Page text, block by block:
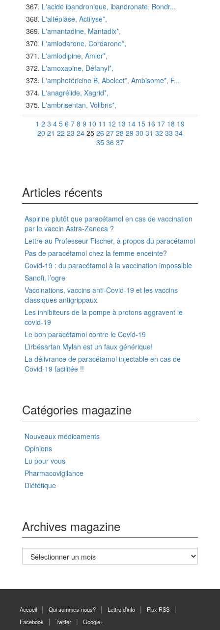
L'acide ibandronique, ibandronate, Bondr...
L'altéplase, Actilyse*,
L'amantadine, Mantadix*,
L'amiodarone, Cordarone*,
L'amlodipine, Amlor*,
L'amoxapine, Défanyl*,
L'amphotéricine B, Abelcet*, Ambisome*, F...
L'anagrélide, Xagrid*,
L'ambrisentan, Volibris*,
1 2 3 4 5 6 7 8 9 10 11 12 13 14 15 16 17 18 19
20 21 22 23 24 25 26 27 28 29 30 31 32 33 34
35 36 37
Articles récents
Aspirine plutôt que paracétamol en cas de vaccination
par le vaccin Astra-Zeneca ?
Lettre au Professeur Fischer, à propos du paracétamol
Pas de paracétamol chez la femme enceinte?
Covid-19 : du paracétamol à la vaccination impossible
Sanofi, l’ogre
Vaccinations, vaccins anti-Covid-19 et les vaccins
classiques antigrippaux
Les inhibiteurs de la pompe à protons aggravent le
covid-19
Le bon paracétamol contre le Covid-19
L’irbésartan Mylan est un faux générique!
La délivrance de paracétamol injectable en cas de
Covid-19 facilitée !!
Catégories magazine
Nouveaux médicaments
Opinions
Lu pour vous
Pharmacovigilance
Diététique
Archives magazine
Archives
magazine
Accueil Qui sommes-nous? Lettre d’info
Flux RSS
Facebook
Twitter Google+